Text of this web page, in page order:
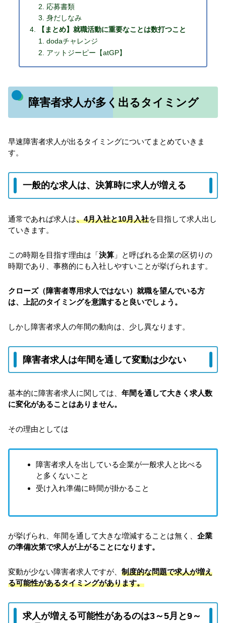
応募書類
身だしなみ
【まとめ】就職活動に重要なことは数打つこと
dodaチャレンジ
アットジーピー【atGP】
障害者求人が多く出るタイミング
早速障害者求人が出るタイミングについてまとめていきま
す。
一般的な求人は、決算時に求人が増える
通常であれば求人は、4月入社と10月入社を目指して求人出し
ていきます。
この時期を目指す理由は「決算 」と呼ばれる企業の区切りの
時期であり、事務的にも入社しやすいことが挙げられます。
クローズ（障害者専用求人ではない）就職を望んでいる方
は、上記のタイミングを意識すると良いでしょう。
しかし障害者求人の年間の動向は、少し異なります。
障害者求人は年間を通して変動は少ない
基本的に障害者求人に関しては、 年間を通して大きく求人数
に変化があることはありません。
その理由としては
障害者求人を出している企業が一般求人と比べる
と多くないこと
受け入れ準備に時間が掛かること
が挙げられ、年間を通して大きな増減することは無く、 企業
の準備次第で求人が上がることになります。
変動が少ない障害者求人ですが、 制度的な問題で求人が増え
る可能性があるタイミングがあります。
求人が増える可能性があるのは3～5月と9～